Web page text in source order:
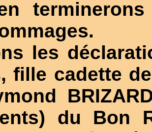
les
fille cadette
du Bon